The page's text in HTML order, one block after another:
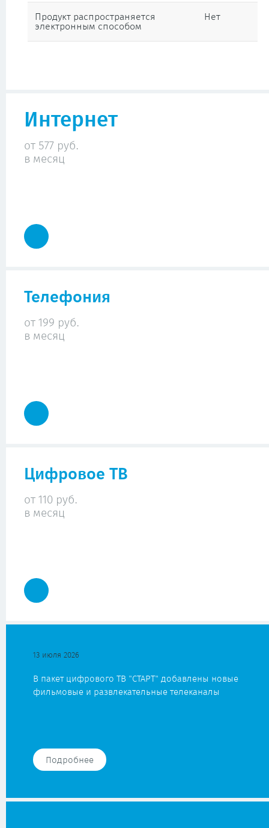
13 июля 2026
В пакет цифрового ТВ "СТАРТ" добавлены новые
фильмовые и развлекательные телеканалы
Подробнее
Продукт распространяется
электронным способом
Нет
Интернет
от 577 руб.
в месяц
Телефония
от 199 руб.
в месяц
Цифровое ТВ
от 110 руб.
в месяц